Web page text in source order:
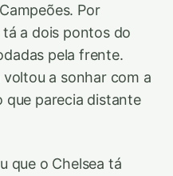
Por
a dois pontos do
pela frente.
a sonhar com a
que parecia distante
que o Chelsea tá